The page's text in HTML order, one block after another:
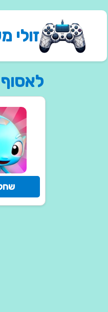
זולי